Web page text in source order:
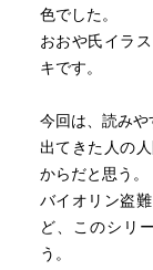
色でした。
おおや氏イラ
キです。
今回は、読みや
出てきた人の
からだと思う。
バイオリン盗
ど、このシリ
う。